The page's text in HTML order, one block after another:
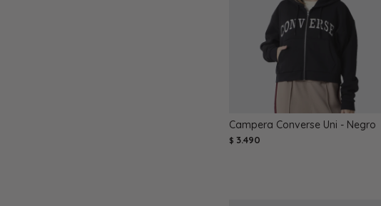
Campera Converse Uni - Negro
$ 3.490